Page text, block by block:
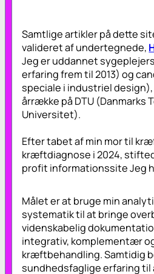
Samtlige artikler på dette
valideret af undertegnede,
Jeg er uddannet
erfaring frem til 2013) og
speciale i industriel
årrække på DTU (Danmarks
Universitet).
Efter tabet af min mor til
kræftdiagnose i 2024,
profit informationssiteJeg
Målet er at bruge min
systematik til at bringe
videnskabelig
integrativ, komplementær
kræftbehandling. Samtidig
sundhedsfaglige erfaring til